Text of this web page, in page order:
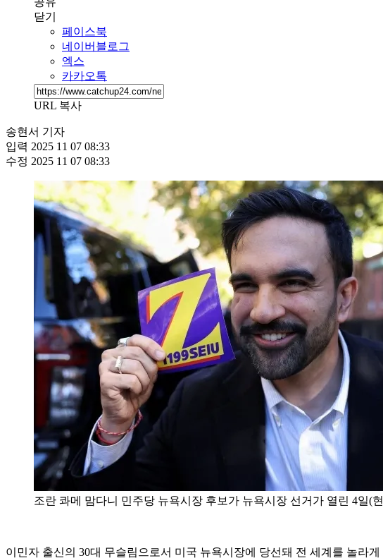
닫기
페이스북
네이버블로그
엑스
카카오톡
URL 복사
송현서 기자
입력 2025 11 07 08:33
수정 2025 11 07 08:33
조란 콰메 맘다니 민주당 뉴욕시장 후보가 뉴욕시장 선거가 열린 4일(
이민자 출신의 30대 무슬림으로서 미국 뉴욕시장에 당선돼 전 세계를 놀라